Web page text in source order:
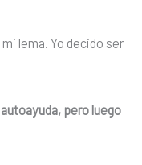
lema. Yo decido ser
pero luego